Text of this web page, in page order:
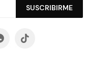
SUSCRIBIRME
